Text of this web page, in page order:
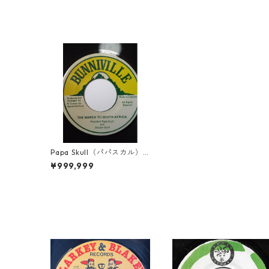
Papa Skull（パパスカル）
& Doctor Skull（ドクタース
カル） - The March To Sou
¥999,999